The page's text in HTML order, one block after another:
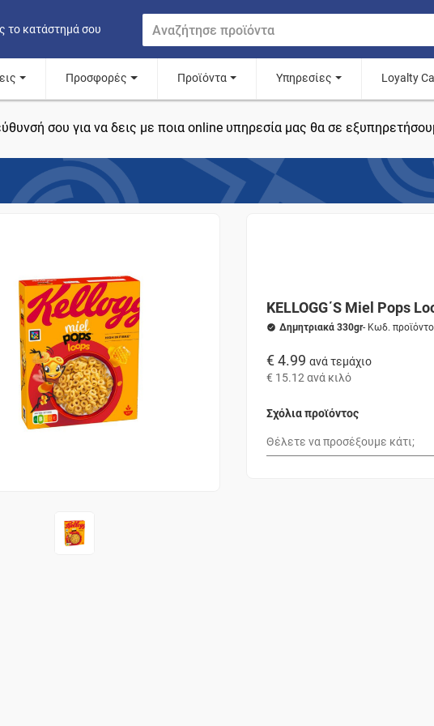
το κατάστημά σου
Προσφορές Προϊόντα Υπηρεσίες Loyalty
σου για να δεις με ποια online υπηρεσία μας θα σε
KELLOGG΄S Miel Pops
Δημητριακά 330gr- Κωδ.
€ 4.99 ανά τεμάχιο
€ 15.12 ανά κιλό
Σχόλια προϊόντος